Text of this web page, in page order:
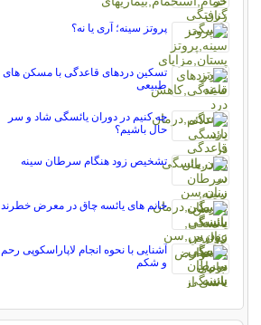
پروتز سینه؛ آری یا نه؟
تسكین دردهای قاعدگی با مسکن های
طبیعی
چه کنیم در دوران یائسگی شاد و سر
حال باشیم؟
تشخیص زود هنگام سرطان سینه
خانم های یائسه چاق در معرض خطرند
آشنایی با نحوه انجام لاپاراسکوپی رحم
و شکم